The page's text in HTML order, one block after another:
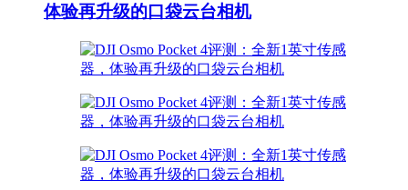
体验再升级的口袋云台相机